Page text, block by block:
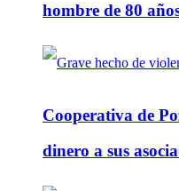
hombre de 80
Cooperativa de
dinero a sus